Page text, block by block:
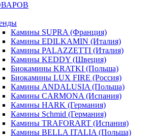
Камины SUPRA (Франция)
Камины EDILKAMIN (Италия)
Камины PALAZZETTI (Италия)
Камины KEDDY (Швеция)
Биокамины KRATKI (Польша)
Биокамины LUX FIRE (Россия)
Камины ANDALUSIA (Польша)
Камины CARMONA (Испания)
Камины HARK (Германия)
Камины Schmid (Германия)
Камины TRAFORART (Испания)
Камины BELLA ITALIA (Польша)